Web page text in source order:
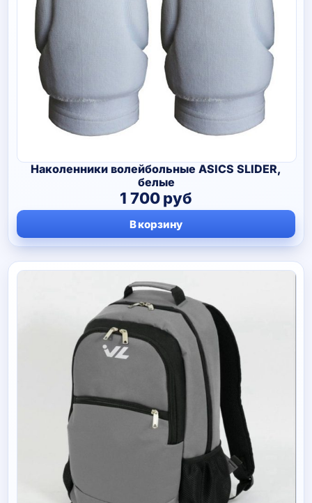
Наколенники волейбольные ASICS SLIDER,
белые
1 700руб
В корзину